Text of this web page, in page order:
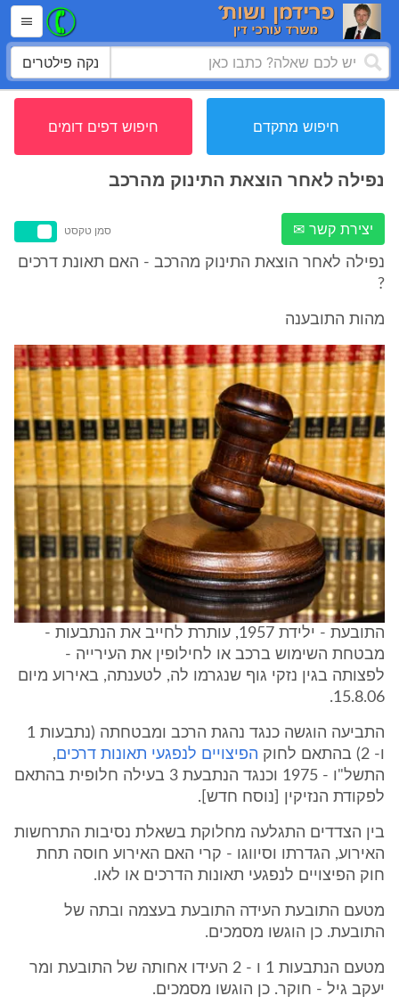
נקה פילטרים
חיפוש מתקדם חיפוש דפים דומים
נפילה לאחר הוצאת התינוק מהרכב
יצירת קשר ✉ סמן טקסט
נפילה לאחר הוצאת התינוק מהרכב - האם תאונת דרכים
?
מהות התובענה
התובעת - ילידת 1957, עותרת לחייב את הנתבעות -
מבטחת השימוש ברכב או לחילופין את העירייה -
לפצותה בגין נזקי גוף שנגרמו לה, לטענתה, באירוע מיום
15.8.06.
התביעה הוגשה כנגד נהגת הרכב ומבטחתה (נתבעות 1
ו- 2) בהתאם לחוק
הפיצויים לנפגעי תאונות דרכים,
התשל"ו - 1975 וכנגד הנתבעת 3 בעילה חלופית בהתאם
לפקודת הנזיקין [נוסח חדש].
בין הצדדים התגלעה מחלוקת בשאלת נסיבות התרחשות
האירוע, הגדרתו וסיווגו - קרי האם האירוע חוסה תחת
חוק הפיצויים לנפגעי תאונות הדרכים או לאו.
מטעם התובעת העידה התובעת בעצמה ובתה של
התובעת. כן הוגשו מסמכים.
מטעם הנתבעות 1 ו - 2 העידו אחותה של התובעת ומר
יעקב גיל - חוקר. כן הוגשו מסמכים.